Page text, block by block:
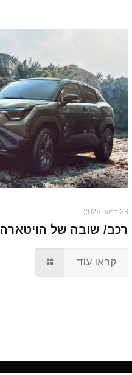
28 במאי 2026
רכב/ שובה של הויטארה
קראו עוד